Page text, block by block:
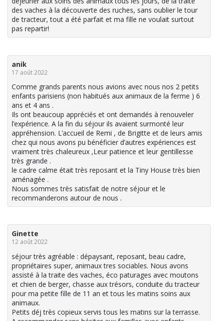
des vaches à la découverte des ruches, sans oublier le tour
de tracteur, tout a été parfait et ma fille ne voulait surtout
pas repartir!
anik
17 août 2022
Comme grands parents nous avions avec nous nos 2 petits
enfants parisiens (non habitués aux animaux de la ferme ) 6
ans et 4 ans .
Ils ont beaucoup appréciés et ont demandés à renouveler
l’expérience. A la fin du séjour ils avaient surmonté leur
appréhension. L’accueil de Remi , de Brigitte et de leurs amis
chez qui nous avons pu bénéficier d’autres expériences est
vraiment très chaleureux ,Leur patience et leur gentillesse
très grande .
le cadre calme était très reposant et la Tiny House très bien
aménagée .
Nous sommes très satisfait de notre séjour et le
recommanderons autour de nous .
Ginette
12 août 2022
séjour très agréable : dépaysant, reposant, beau cadre,
propriétaires super, animaux tres sociables. Nous avons
assisté à la traite des vaches, éco paturages avec moutons
et chien de berger, chasse aux trésors, conduite du tracteur
pour ma petite fille de 11 an et tous les matins soins aux
animaux.
Petits déj très copieux servis tous les matins sur la terrasse.